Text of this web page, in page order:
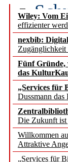
Wiley: Vom
effizienter
nexbib:
Zugänglichkeit
Fünf Gründe,
das
„Services für
Dussmann
Die Zukunft
Willkommen
Attraktive
„Services für